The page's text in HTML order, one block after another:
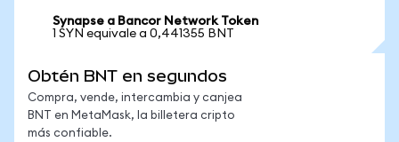
Synapse a Bancor Network Token
1 SYN equivale a 0,441355 BNT
Obtén BNT en segundos
Compra, vende, intercambia y canjea
BNT en MetaMask, la billetera cripto
más confiable.